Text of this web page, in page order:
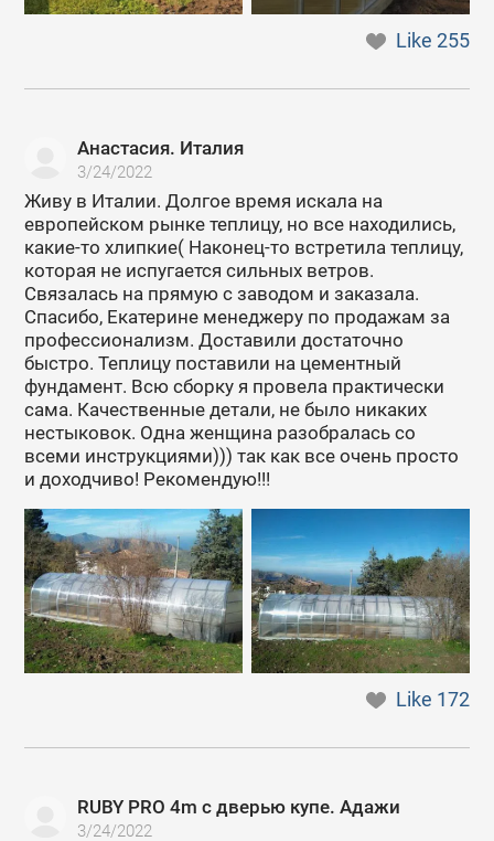
Like255
Анастасия. Италия
3/24/2022
Живу в Италии. Долгое время искала на
европейском рынке теплицу, но все находились,
какие-то хлипкие( Наконец-то встретила теплицу,
которая не испугается сильных ветров.
Связалась на прямую с заводом и заказала.
Спасибо, Екатерине менеджеру по продажам за
профессионализм. Доставили достаточно
быстро. Теплицу поставили на цементный
фундамент. Всю сборку я провела практически
сама. Качественные детали, не было никаких
нестыковок. Одна женщина разобралась со
всеми инструкциями))) так как все очень просто
и доходчиво! Рекомендую!!!
Like 172
RUBY PRO 4m с дверью купе. Адажи
3/24/2022